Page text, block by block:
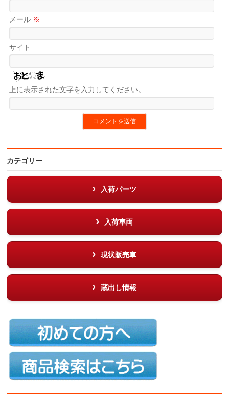
メール ※
サイト
上に表示された文字を入力してください。
カテゴリー
入荷パーツ
入荷車両
現状販売車
蔵出し情報